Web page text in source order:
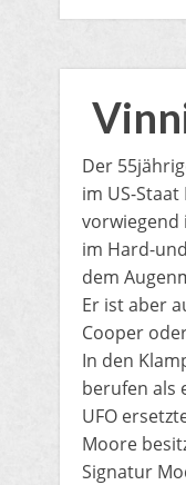
Der
im US-
vorwiegend
im Hard-
dem
Er ist aber
Cooper
In den
berufen als
UFO
Moore
Signatur